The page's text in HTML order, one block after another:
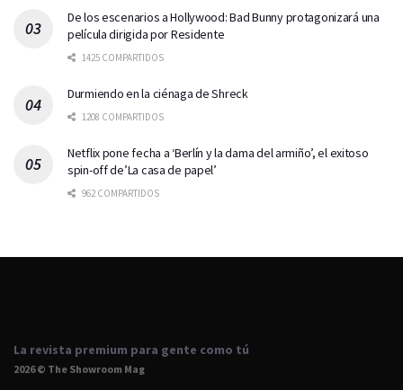
De los escenarios a Hollywood: Bad Bunny protagonizará una
película dirigida por Residente
1425 COMPARTIDOS
Durmiendo en la ciénaga de Shreck
1208 COMPARTIDOS
Netflix pone fecha a ‘Berlín y la dama del armiño’, el exitoso
spin-off de’La casa de papel’
962 COMPARTIDOS
La revista premium para gente como tú
2026 © The Showroom Mag